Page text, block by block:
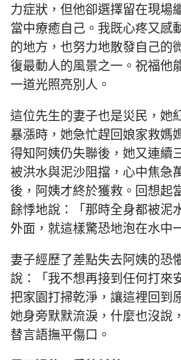
力症狀，但他卻選擇留在現場
當中療癒自己。我既心疼又感
的地方，也努力地散發自己的
復最動人的風景之一。祝福他
一道光照亮別人。
這位先生的妻子也是災民，她
暴漲時，她急忙趕回娘家救媽
得知阿姨仍失聯後，她又連續
被洪水與泥沙阻擋，心中焦急
後，阿姨才終於獲救。回想起
餘悸地說：「那時全身都被泥
外面，就這樣驚恐地泡在水中
妻子經歷了差點失去阿姨的恐
說：「我不想再接到任何打來
把家園打掃乾淨，讓這裡回到
她身旁默默流淚，什麼也沒說
替言語撫平傷口。